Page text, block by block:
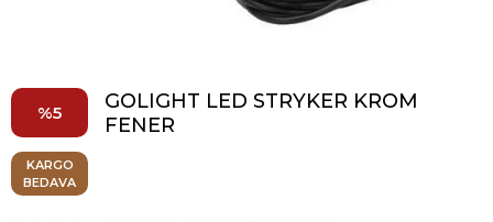
5
GOLIGHT LED STRYKER KROM
FENER
KARGO
BEDAVA